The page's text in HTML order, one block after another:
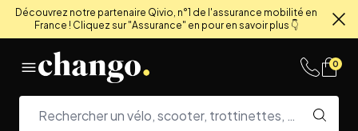
Découvrez notre partenaire Qivio, n°1 de l'assurance mobilité en
France ! Cliquez sur "Assurance" en pour en savoir plus 👇
0